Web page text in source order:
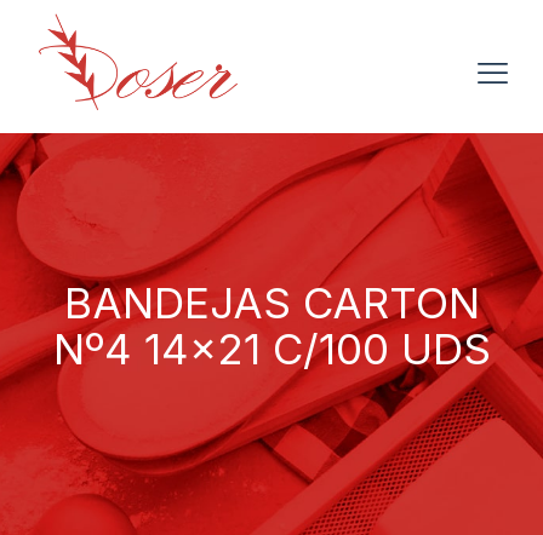
BANDEJAS CARTON
Nº4 14×21 C/100 UDS